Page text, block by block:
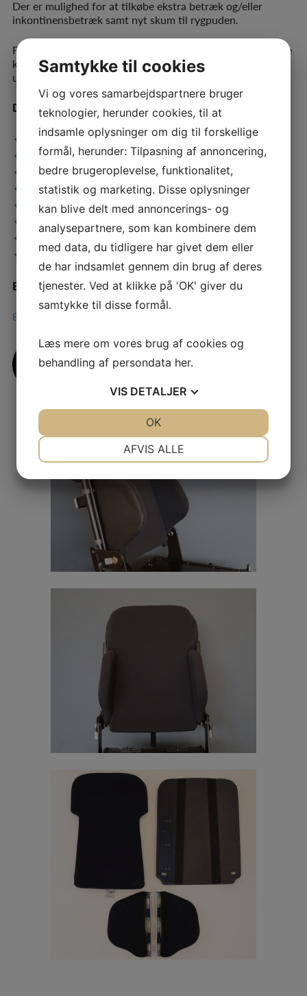
Der er mulighed for at tilkøbe ekstra betræk og/eller
inkontinensbetræk samt nyt skum til rygpuden.
Flexi Support rygsystemet kan monteres på både manuelle
kørestole og el-kørestole. Den kan desuden leveres som
udstyr efter mål med et rygaftryk.
Data
HMI Nr.:JA – Find demHER
Brugervægt max:120 kg
Strækbart betræk:JA
Åndbart betræk:JA
Brandhæmmende betræk:JA
Inkontinensbetræk:
Tilvalg
Maskinvask af pude: NEJ
CE-mærkning:JA
Brugsanvisning
Brugsanvisning FLEXI SUPPORT rygsystem
Samtykke til cookies
Vi og vores samarbejdspartnere bruger
teknologier, herunder cookies, til at
indsamle oplysninger om dig til forskellige
formål, herunder: Tilpasning af annoncering,
bedre brugeroplevelse, funktionalitet,
statistik og marketing. Disse oplysninger
kan blive delt med annoncerings- og
analysepartnere, som kan kombinere dem
med data, du tidligere har givet dem eller
de har indsamlet gennem din brug af deres
tjenester. Ved at klikke på 'OK' giver du
samtykke til disse formål.
Læs mere om vores brug af cookies og
behandling af persondata her.
VIS DETALJER
MARKETING
AFVIS ALLE
OK